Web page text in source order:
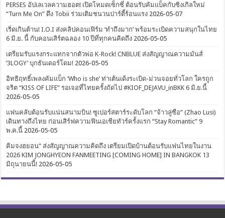
PERSES อัปเลเวลความฮอต! เปิดโหมดเซ็กซี่ ต้อนรับคัมแบ็คกับซิงเกิลใหม่
“Turn Me On” ดึง Tobii ร่วมเติมชนวนปาร์ตี้ร้อนแรง 2026-05-07
เริ่ดเกินต้าน! I.O.I ส่งคลิปคอนเฟิร์ม ‘ทำถึงมาก’ พร้อมระเบิดความสนุกในไทย
6 มิ.ย. นี้ กับคอนเสิร์ตฉลอง 10 ปีที่ทุกคนคิดถึง 2026-05-05
เตรียมรับแรงกระแทกจากตัวพ่อ K-Rock! CNBLUE ส่งสัญญาณความมันส์
‘3LOGY’ บุกธันเดอร์โดม! 2026-05-05
อิทธิฤทธิ์เพลงคัมแบ็ก ‘Who is she’ ท่าเต้นเด้งระเบิด-ม่วนจอยทั่วโลก ใครถูก
จริต “KISS OF LIFE” รอเจอที่ไทยครั้งถัดไป #KIOF_DEJAVU_inBKK 6 มิ.ย.นี้
2026-05-05
แฟนคลับต้อนรับแน่นสนามบิน! ซูเปอร์สตาร์ระดับโลก “จ้าวลู่ซือ” (Zhao Lusi)
เดินทางถึงไทย ก่อนเสิร์ฟความฟินเอเชียทัวร์ครั้งแรก “Stay Romantic” 9
พ.ค.นี้ 2026-05-05
คิมจงฮยอน” ส่งสัญญาณความคิดถึง เตรียมเปิดบ้านต้อนรับแฟนไทยในงาน
2026 KIM JONGHYEON FANMEETING [COMING HOME] IN BANGKOK 13
มิถุนายนนี้! 2026-05-05